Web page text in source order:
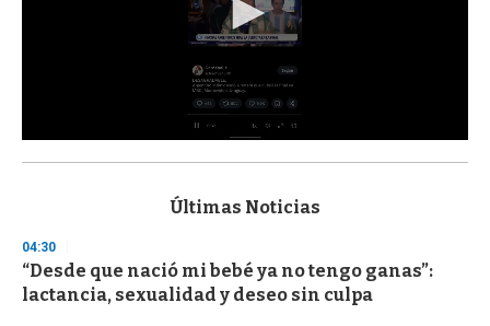
s
d
s
o
f
Últimas Noticias
04:30
“Desde que nació mi bebé ya no tengo ganas”:
lactancia, sexualidad y deseo sin culpa